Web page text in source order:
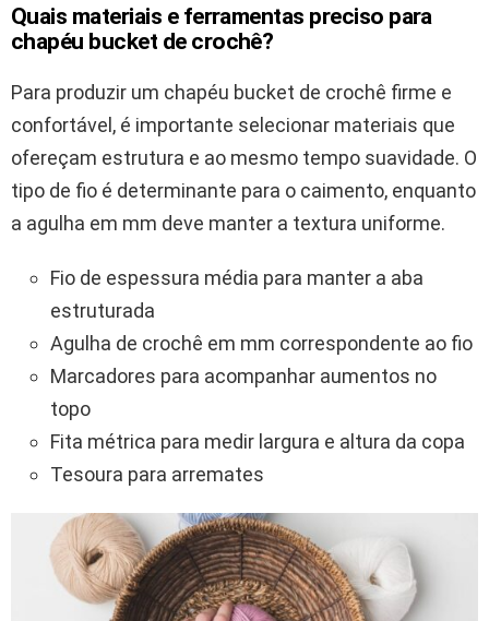
Quais materiais e ferramentas preciso para
chapéu bucket de crochê?
Para produzir um chapéu bucket de crochê firme e
confortável, é importante selecionar materiais que
ofereçam estrutura e ao mesmo tempo suavidade. O
tipo de fio é determinante para o caimento, enquanto
a agulha em mm deve manter a textura uniforme.
Fio de espessura média para manter a aba
estruturada
Agulha de crochê em mm correspondente ao fio
Marcadores para acompanhar aumentos no
topo
Fita métrica para medir largura e altura da copa
Tesoura para arremates